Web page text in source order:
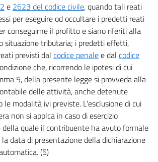
e 2623 del codice civile, quando tali reati
per eseguire od occultare i predetti reati
conseguirne il profitto e siano riferiti alla
situazione tributaria; i predetti effetti,
previsti dal codice penalee dal codice
che, ricorrendo le ipotesi di cui
5, della presente legge si provveda alla
delle attività, anche detenute
le modalità ivi previste. L'esclusione di cui
non si applca in caso di esercizio
quale il contribuente ha avuto formale
data di presentazione della dichiarazione
(5)